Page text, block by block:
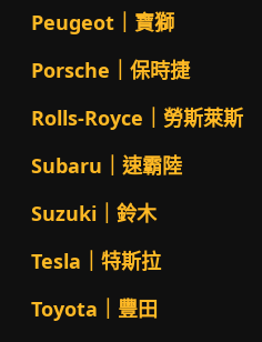
Peugeot｜寶獅
Porsche｜保時捷
Rolls-Royce｜勞斯萊斯
Subaru｜速霸陸
Suzuki｜鈴木
Tesla｜特斯拉
Toyota｜豐田